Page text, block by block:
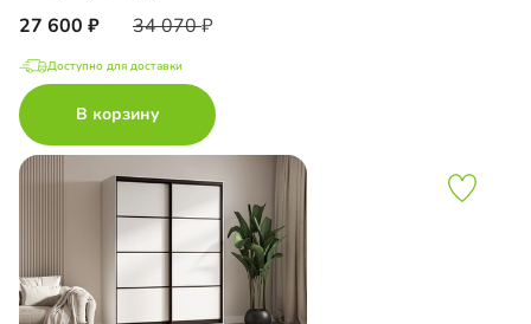
27 600 34 070
Доступно для доставки
В корзину